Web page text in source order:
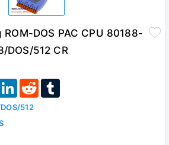
DOS PAC CPU 80188-
DOS/512 CR
LinkedInReddit
512